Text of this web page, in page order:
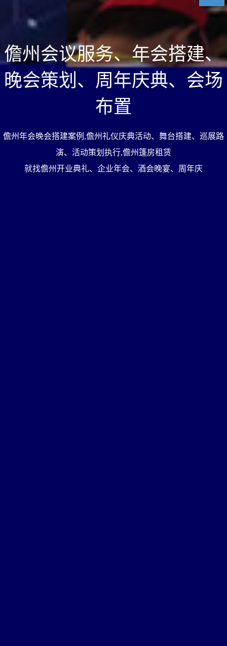
儋州会议服务、年会搭建、
晚会策划、周年庆典、会场
布置
儋州年会晚会搭建案例,儋州礼仪庆典活动、舞台搭建、巡展路
演、活动策划执行,儋州篷房租赁
就找儋州开业典礼、企业年会、酒会晚宴、周年庆